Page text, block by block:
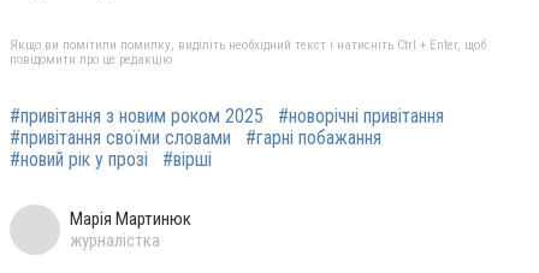
Якщо ви помітили помилку, виділіть необхідний текст і натисніть Ctrl + Enter, щоб
повідомити про це редакцію
#привітання з новим роком 2025
#новорічні привітання
#привітання своїми словами
#гарні побажання
#новий рік у прозі
#вірші
Марія Мартинюк
журналістка